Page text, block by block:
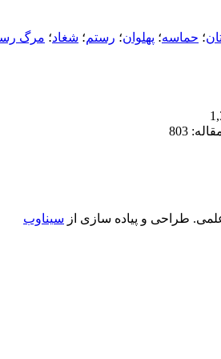
؛ حماسه؛ پهلوان؛ رستم؛ شغاد؛ مرگ
803
طراحی و پیاده سازی از سیناوب